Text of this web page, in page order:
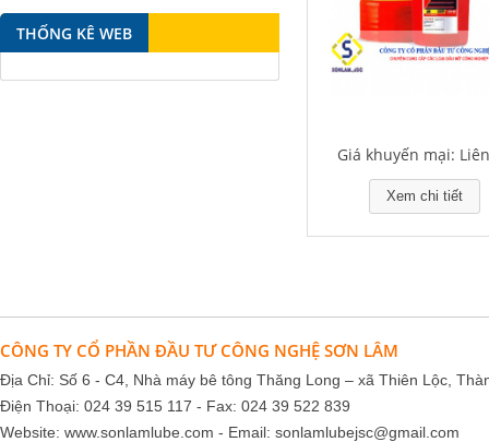
Giá khuyến mại:
Xem chi tiết
Falcon S-350 Chất chống gỉ bôi
trơn đa năng – Multipurpose
period anti-rust agent
THỐNG KÊ WEB
CÔNG TY CỔ PHẦN ĐẦU TƯ CÔNG NGHỆ SƠN LÂM
Địa Chỉ: Số 6 - C4, Nhà máy bê tông Thăng Long – xã Thiên Lộc,
Điện Thoại: 024 39 515 117 - Fax: 024 39 522 839
Website: www.sonlamlube.com - Email: sonlamlubejsc@gmail.com